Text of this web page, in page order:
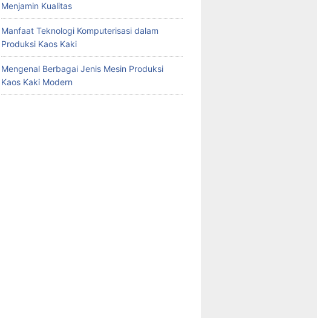
Menjamin Kualitas
Manfaat Teknologi Komputerisasi dalam
Produksi Kaos Kaki
Mengenal Berbagai Jenis Mesin Produksi
Kaos Kaki Modern